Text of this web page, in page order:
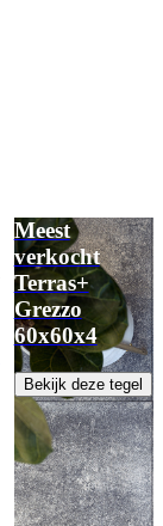
Meest
verkocht
Terras+
Grezzo
60x60x4
Bekijk deze tegel